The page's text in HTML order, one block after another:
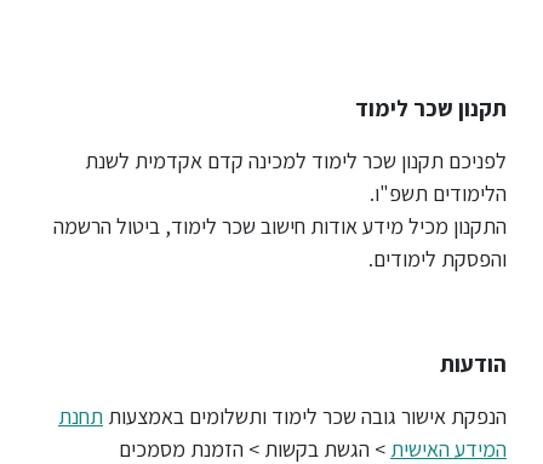
המרכז
הקדם
אקדמי
מתעניינים
תקנון שכר לימוד
לפניכם תקנון שכר לימוד למכינה קדם אקדמית לשנת
הלימודים תשפ"ו.
התקנון מכיל מידע אודות חישוב שכר לימוד, ביטול הרשמה
והפסקת לימודים.
הודעות
הנפקת אישור גובה שכר לימוד ותשלומים באמצעות תחנת
המידע האישית > הגשת בקשות > הזמנת מסמכים